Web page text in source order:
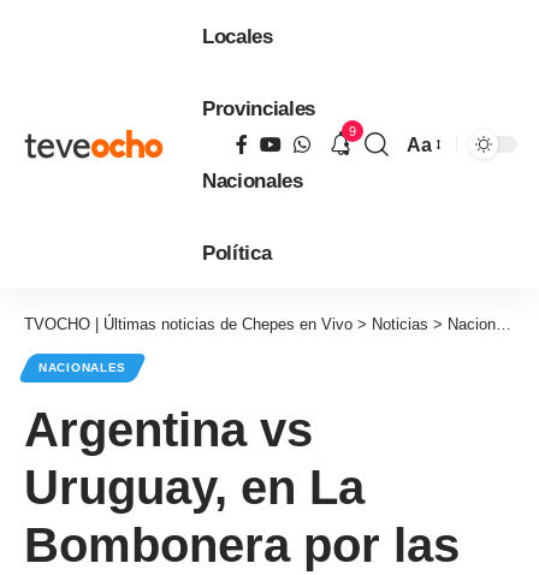
Locales
Provinciales
Nacionales
Política
9
Aa
TVOCHO | Últimas noticias de Chepes en Vivo > Noticias > Nacionales
NACIONALES
Argentina vs
Uruguay, en La
Bombonera por las